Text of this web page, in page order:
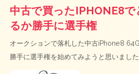
中古で買ったIPHONE8で
るか勝手に選手権
オークションで落札した中古iPhone8
勝手に選手権を始めてみようと思いました